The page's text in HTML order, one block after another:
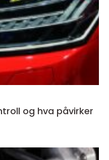
og hva påvirker